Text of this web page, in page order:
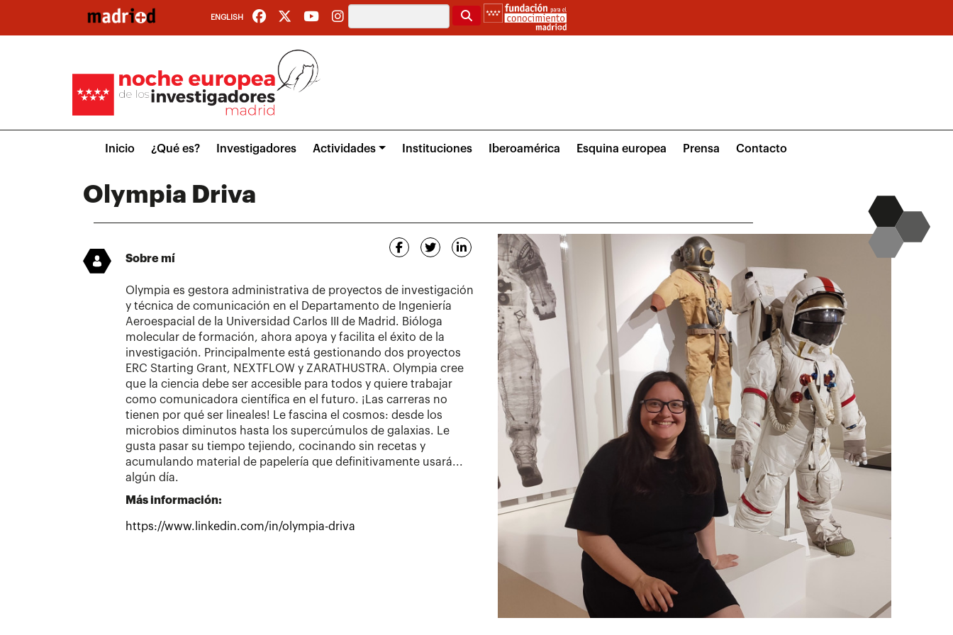
contenido
ENGLISH Buscar
menuInicio ¿Qué es? Investigadores Actividades Instituciones Iberoamérica Esquina europea Prensa Contacto
Olympia Driva
Sobre mí
Olympia es gestora administrativa de proyectos de investigación
y técnica de comunicación en el Departamento de Ingeniería
Aeroespacial de la Universidad Carlos III de Madrid. Bióloga
molecular de formación, ahora apoya y facilita el éxito de la
investigación. Principalmente está gestionando dos proyectos
ERC Starting Grant, NEXTFLOW y ZARATHUSTRA. Olympia cree
que la ciencia debe ser accesible para todos y quiere trabajar
como comunicadora científica en el futuro. ¡Las carreras no
tienen por qué ser lineales! Le fascina el cosmos: desde los
microbios diminutos hasta los supercúmulos de galaxias. Le
gusta pasar su tiempo tejiendo, cocinando sin recetas y
acumulando material de papelería que definitivamente usará...
algún día.
Más información:
https://www.linkedin.com/in/olympia-driva